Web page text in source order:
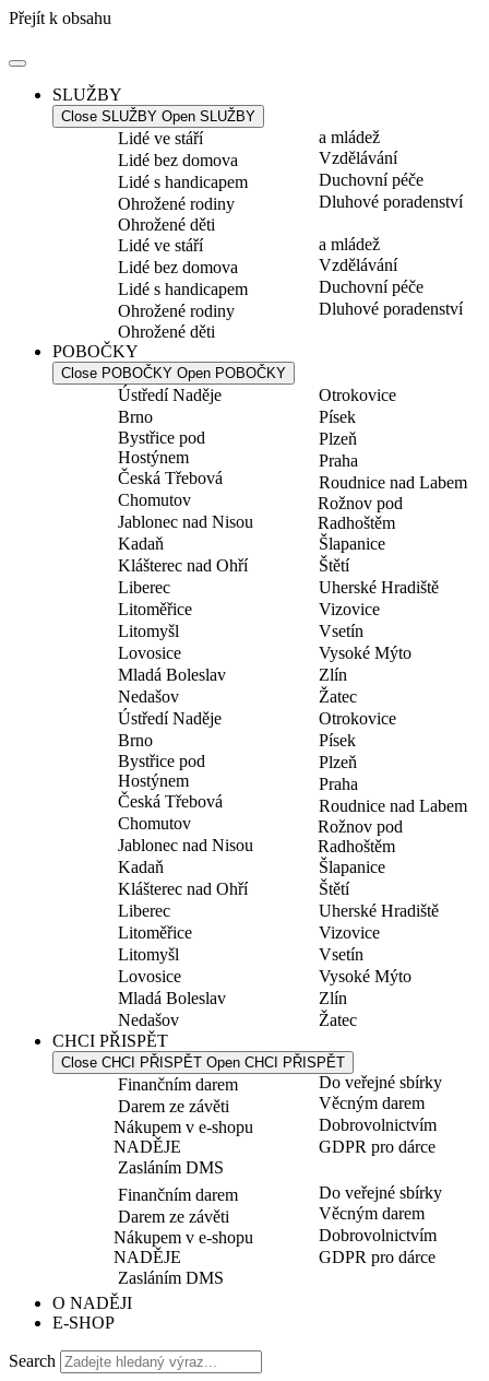
Přejít k obsahu
SLUŽBY
Close SLUŽBY Open SLUŽBY
Lidé ve stáří
Lidé bez domova
Lidé s handicapem
Ohrožené rodiny
Ohrožené děti
a mládež
Vzdělávání
Duchovní péče
Dluhové poradenství
Lidé ve stáří
Lidé bez domova
Lidé s handicapem
Ohrožené rodiny
Ohrožené děti
a mládež
Vzdělávání
Duchovní péče
Dluhové poradenství
POBOČKY
Close POBOČKY Open POBOČKY
Ústředí Naděje
Brno
Bystřice pod
Hostýnem
Česká Třebová
Chomutov
Jablonec nad Nisou
Kadaň
Klášterec nad Ohří
Liberec
Litoměřice
Litomyšl
Lovosice
Mladá Boleslav
Nedašov
Otrokovice
Písek
Plzeň
Praha
Roudnice nad Labem
Rožnov pod
Radhoštěm
Šlapanice
Štětí
Uherské Hradiště
Vizovice
Vsetín
Vysoké Mýto
Zlín
Žatec
Ústředí Naděje
Brno
Bystřice pod
Hostýnem
Česká Třebová
Chomutov
Jablonec nad Nisou
Kadaň
Klášterec nad Ohří
Liberec
Litoměřice
Litomyšl
Lovosice
Mladá Boleslav
Nedašov
Otrokovice
Písek
Plzeň
Praha
Roudnice nad Labem
Rožnov pod
Radhoštěm
Šlapanice
Štětí
Uherské Hradiště
Vizovice
Vsetín
Vysoké Mýto
Zlín
Žatec
CHCI PŘISPĚT
Close CHCI PŘISPĚT Open CHCI PŘISPĚT
Finančním darem
Darem ze závěti
Nákupem v e-shopu
NADĚJE
Zasláním DMS
Do veřejné sbírky
Věcným darem
Dobrovolnictvím
GDPR pro dárce
Finančním darem
Darem ze závěti
Nákupem v e-shopu
NADĚJE
Zasláním DMS
Do veřejné sbírky
Věcným darem
Dobrovolnictvím
GDPR pro dárce
O NADĚJI
E-SHOP
Search